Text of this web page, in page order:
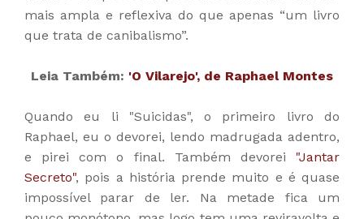
mais ampla e reflexiva do que apenas “um livro
que trata de canibalismo”.
Leia Também: 'O Vilarejo', de Raphael Montes
Quando eu li "Suicidas", o primeiro livro do
Raphael, eu o devorei, lendo madrugada adentro,
e pirei com o final. Também devorei "Jantar
Secreto", pois a história prende muito e é quase
impossível parar de ler. Na metade fica um